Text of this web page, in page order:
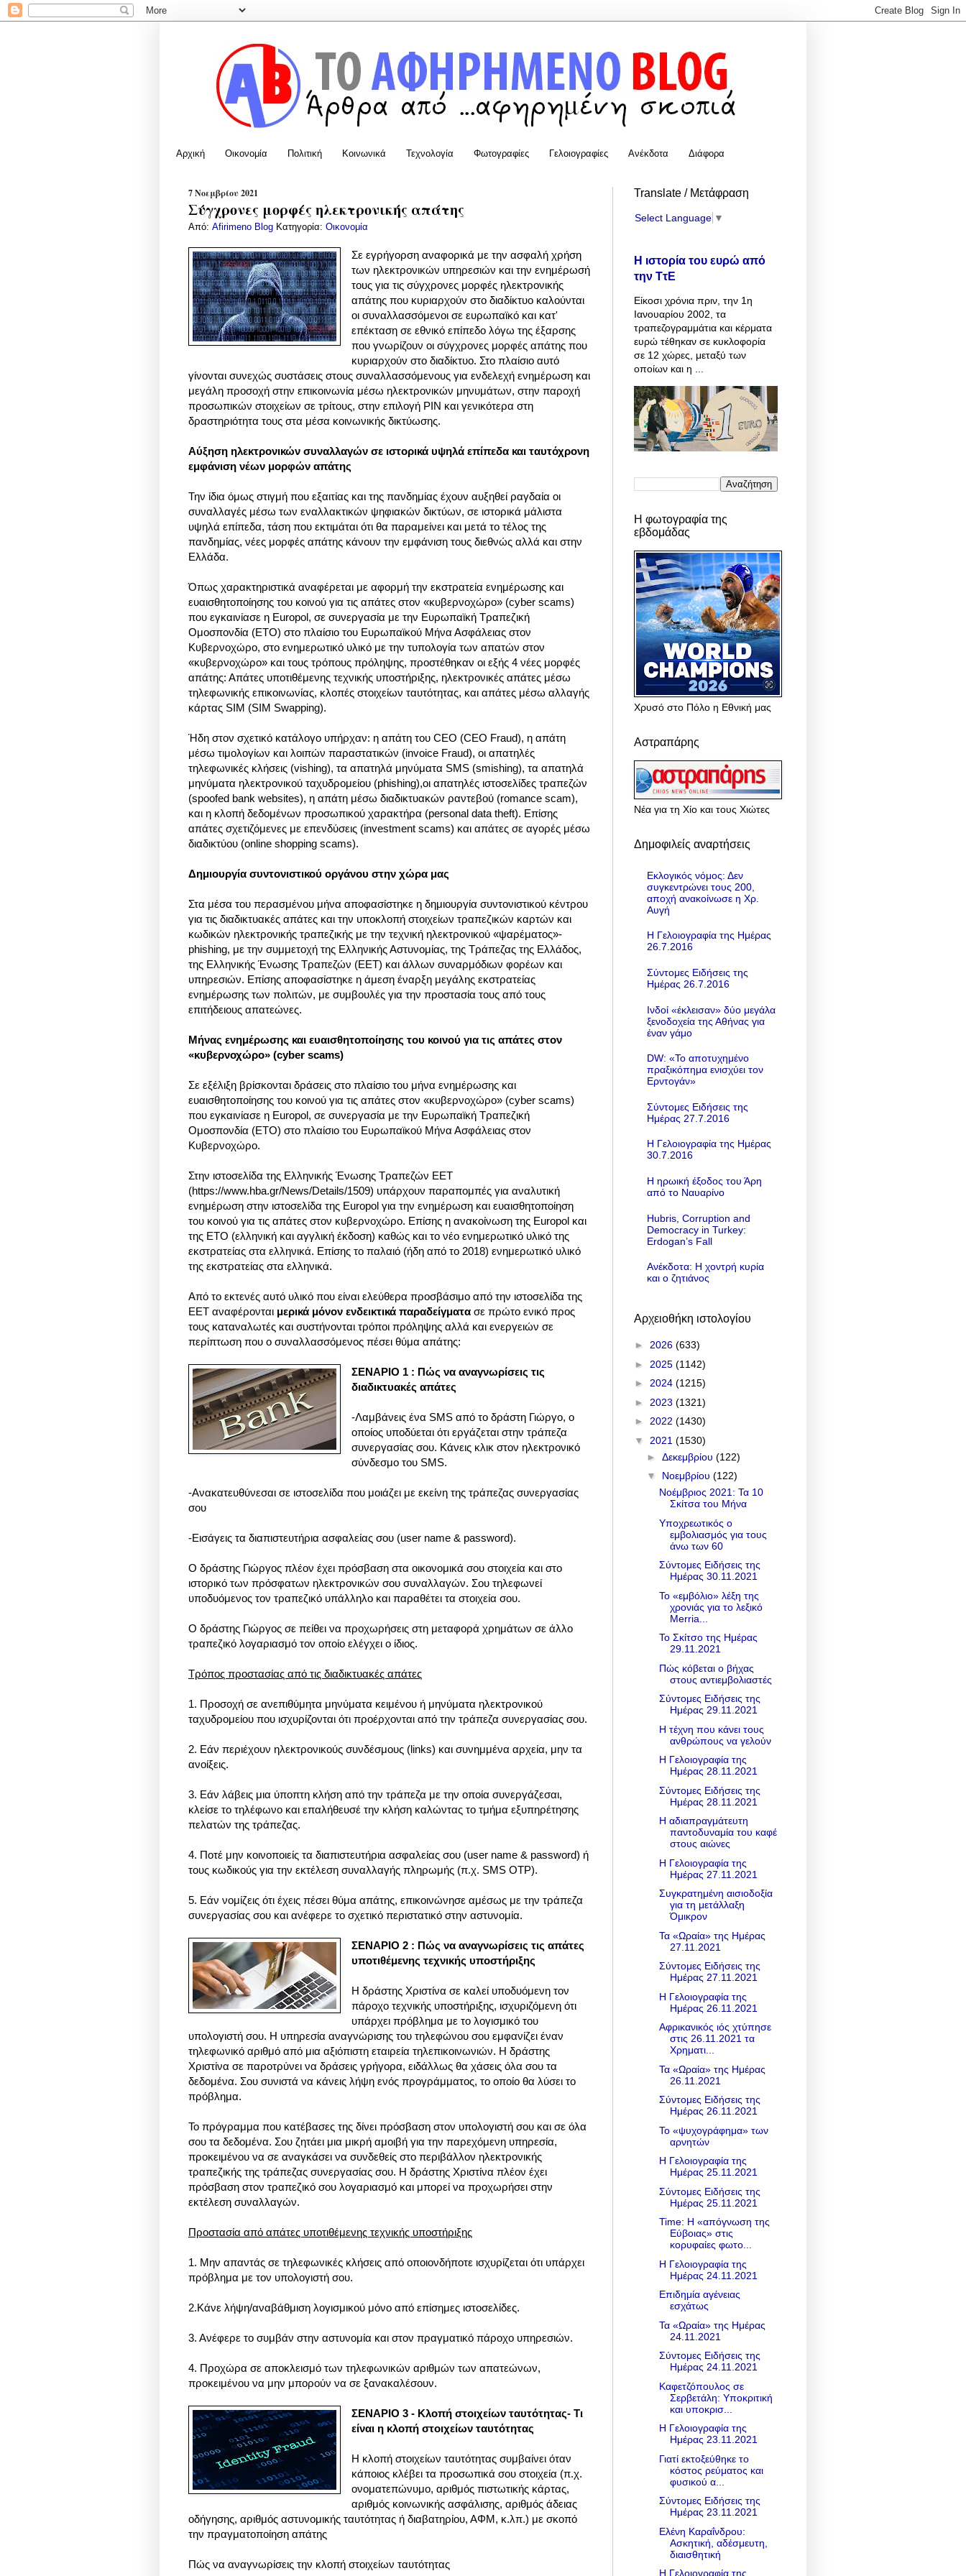
Αρχική Οικονομία Πολιτική Κοινωνικά Τεχνολογία Φωτογραφίες Γελοιογραφίες Ανέκδοτα Διάφορα
7 Νοεμβρίου 2021
Σύγχρονες μορφές ηλεκτρονικής απάτης
Από: Afirimeno Blog Κατηγορία: Οικονομία
Σε εγρήγορση αναφορικά με την ασφαλή χρήση
των ηλεκτρονικών υπηρεσιών και την ενημέρωσή
τους για τις σύγχρονες μορφές ηλεκτρονικής
απάτης που κυριαρχούν στο διαδίκτυο καλούνται
οι συναλλασσόμενοι σε ευρωπαϊκό και κατ'
επέκταση σε εθνικό επίπεδο λόγω της έξαρσης
που γνωρίζουν οι σύγχρονες μορφές απάτης που
κυριαρχούν στο διαδίκτυο. Στο πλαίσιο αυτό
γίνονται συνεχώς συστάσεις στους συναλλασσόμενους για ενδελεχή ενημέρωση και
μεγάλη προσοχή στην επικοινωνία μέσω ηλεκτρονικών μηνυμάτων, στην παροχή
προσωπικών στοιχείων σε τρίτους, στην επιλογή PIN και γενικότερα στη
δραστηριότητα τους στα μέσα κοινωνικής δικτύωσης.
Αύξηση ηλεκτρονικών συναλλαγών σε ιστορικά υψηλά επίπεδα και ταυτόχρονη
εμφάνιση νέων μορφών απάτης
Την ίδια όμως στιγμή που εξαιτίας και της πανδημίας έχουν αυξηθεί ραγδαία οι
συναλλαγές μέσω των εναλλακτικών ψηφιακών δικτύων, σε ιστορικά μάλιστα
υψηλά επίπεδα, τάση που εκτιμάται ότι θα παραμείνει και μετά το τέλος της
πανδημίας, νέες μορφές απάτης κάνουν την εμφάνιση τους διεθνώς αλλά και στην
Ελλάδα.
Όπως χαρακτηριστικά αναφέρεται με αφορμή την εκστρατεία ενημέρωσης και
ευαισθητοποίησης του κοινού για τις απάτες στον «κυβερνοχώρο» (cyber scams)
που εγκαινίασε η Europol, σε συνεργασία με την Ευρωπαϊκή Τραπεζική
Ομοσπονδία (ΕΤΟ) στο πλαίσιο του Ευρωπαϊκού Μήνα Ασφάλειας στον
Κυβερνοχώρο, στο ενημερωτικό υλικό με την τυπολογία των απατών στον
«κυβερνοχώρο» και τους τρόπους πρόληψης, προστέθηκαν οι εξής 4 νέες μορφές
απάτης: Απάτες υποτιθέμενης τεχνικής υποστήριξης, ηλεκτρονικές απάτες μέσω
τηλεφωνικής επικοινωνίας, κλοπές στοιχείων ταυτότητας, και απάτες μέσω αλλαγής
κάρτας SIM (SIM Swapping).
Ήδη στον σχετικό κατάλογο υπήρχαν: η απάτη του CEO (CEO Fraud), η απάτη
μέσω τιμολογίων και λοιπών παραστατικών (invoice Fraud), οι απατηλές
τηλεφωνικές κλήσεις (vishing), τα απατηλά μηνύματα SMS (smishing), τα απατηλά
μηνύματα ηλεκτρονικού ταχυδρομείου (phishing),οι απατηλές ιστοσελίδες τραπεζών
(spoofed bank websites), η απάτη μέσω διαδικτυακών ραντεβού (romance scam),
και η κλοπή δεδομένων προσωπικού χαρακτήρα (personal data theft). Επίσης
απάτες σχετιζόμενες με επενδύσεις (investment scams) και απάτες σε αγορές μέσω
διαδικτύου (online shopping scams).
Δημιουργία συντονιστικού οργάνου στην χώρα μας
Στα μέσα του περασμένου μήνα αποφασίστηκε η δημιουργία συντονιστικού κέντρου
για τις διαδικτυακές απάτες και την υποκλοπή στοιχείων τραπεζικών καρτών και
κωδικών ηλεκτρονικής τραπεζικής με την τεχνική ηλεκτρονικού «ψαρέματος»-
phishing, με την συμμετοχή της Ελληνικής Αστυνομίας, της Τράπεζας της Ελλάδος,
της Ελληνικής Ένωσης Τραπεζών (ΕΕΤ) και άλλων συναρμόδιων φορέων και
υπηρεσιών. Επίσης αποφασίστηκε η άμεση έναρξη μεγάλης εκστρατείας
ενημέρωσης των πολιτών, με συμβουλές για την προστασία τους από τους
επιτήδειους απατεώνες.
Μήνας ενημέρωσης και ευαισθητοποίησης του κοινού για τις απάτες στον
«κυβερνοχώρο» (cyber scams)
Σε εξέλιξη βρίσκονται δράσεις στο πλαίσιο του μήνα ενημέρωσης και
ευαισθητοποίησης του κοινού για τις απάτες στον «κυβερνοχώρο» (cyber scams)
που εγκαινίασε η Europol, σε συνεργασία με την Ευρωπαϊκή Τραπεζική
Ομοσπονδία (ΕΤΟ) στο πλαίσιο του Ευρωπαϊκού Μήνα Ασφάλειας στον
Κυβερνοχώρο.
Στην ιστοσελίδα της Ελληνικής Ένωσης Τραπεζών ΕΕΤ
(https://www.hba.gr/News/Details/1509) υπάρχουν παραπομπές για αναλυτική
ενημέρωση στην ιστοσελίδα της Europol για την ενημέρωση και ευαισθητοποίηση
του κοινού για τις απάτες στον κυβερνοχώρο. Επίσης η ανακοίνωση της Europol και
της ΕΤΟ (ελληνική και αγγλική έκδοση) καθώς και το νέο ενημερωτικό υλικό της
εκστρατείας στα ελληνικά. Επίσης το παλαιό (ήδη από το 2018) ενημερωτικό υλικό
της εκστρατείας στα ελληνικά.
Από το εκτενές αυτό υλικό που είναι ελεύθερα προσβάσιμο από την ιστοσελίδα της
ΕΕΤ αναφέρονται μερικά μόνον ενδεικτικά παραδείγματα σε πρώτο ενικό προς
τους καταναλωτές και συστήνονται τρόποι πρόληψης αλλά και ενεργειών σε
περίπτωση που ο συναλλασσόμενος πέσει θύμα απάτης:
ΣΕΝΑΡΙΟ 1 : Πώς να αναγνωρίσεις τις
διαδικτυακές απάτες
-Λαμβάνεις ένα SMS από το δράστη Γιώργο, ο
οποίος υποδύεται ότι εργάζεται στην τράπεζα
συνεργασίας σου. Κάνεις κλικ στον ηλεκτρονικό
σύνδεσμο του SMS.
-Ανακατευθύνεσαι σε ιστοσελίδα που μοιάζει με εκείνη της τράπεζας συνεργασίας
σου
-Εισάγεις τα διαπιστευτήρια ασφαλείας σου (user name & password).
Ο δράστης Γιώργος πλέον έχει πρόσβαση στα οικονομικά σου στοιχεία και στο
ιστορικό των πρόσφατων ηλεκτρονικών σου συναλλαγών. Σου τηλεφωνεί
υποδυόμενος τον τραπεζικό υπάλληλο και παραθέτει τα στοιχεία σου.
Ο δράστης Γιώργος σε πείθει να προχωρήσεις στη μεταφορά χρημάτων σε άλλο
τραπεζικό λογαριασμό τον οποίο ελέγχει ο ίδιος.
Τρόπος προστασίας από τις διαδικτυακές απάτες
1. Προσοχή σε ανεπιθύμητα μηνύματα κειμένου ή μηνύματα ηλεκτρονικού
ταχυδρομείου που ισχυρίζονται ότι προέρχονται από την τράπεζα συνεργασίας σου.
2. Εάν περιέχουν ηλεκτρονικούς συνδέσμους (links) και συνημμένα αρχεία, μην τα
ανοίξεις.
3. Εάν λάβεις μια ύποπτη κλήση από την τράπεζα με την οποία συνεργάζεσαι,
κλείσε το τηλέφωνο και επαλήθευσέ την κλήση καλώντας το τμήμα εξυπηρέτησης
πελατών της τράπεζας.
4. Ποτέ μην κοινοποιείς τα διαπιστευτήρια ασφαλείας σου (user name & password) ή
τους κωδικούς για την εκτέλεση συναλλαγής πληρωμής (π.χ. SMS OTP).
5. Εάν νομίζεις ότι έχεις πέσει θύμα απάτης, επικοινώνησε αμέσως με την τράπεζα
συνεργασίας σου και ανέφερε το σχετικό περιστατικό στην αστυνομία.
ΣΕΝΑΡΙΟ 2 : Πώς να αναγνωρίσεις τις απάτες
υποτιθέμενης τεχνικής υποστήριξης
Η δράστης Χριστίνα σε καλεί υποδυόμενη τον
πάροχο τεχνικής υποστήριξης, ισχυριζόμενη ότι
υπάρχει πρόβλημα με το λογισμικό του
υπολογιστή σου. Η υπηρεσία αναγνώρισης του τηλεφώνου σου εμφανίζει έναν
τηλεφωνικό αριθμό από μια αξιόπιστη εταιρεία τηλεπικοινωνιών. Η δράστης
Χριστίνα σε παροτρύνει να δράσεις γρήγορα, ειδάλλως θα χάσεις όλα σου τα
δεδομένα. Σου συνιστά να κάνεις λήψη ενός προγράμματος, το οποίο θα λύσει το
πρόβλημα.
Το πρόγραμμα που κατέβασες της δίνει πρόσβαση στον υπολογιστή σου και σε όλα
σου τα δεδομένα. Σου ζητάει μια μικρή αμοιβή για την παρεχόμενη υπηρεσία,
προκειμένου να σε αναγκάσει να συνδεθείς στο περιβάλλον ηλεκτρονικής
τραπεζικής της τράπεζας συνεργασίας σου. Η δράστης Χριστίνα πλέον έχει
πρόσβαση στον τραπεζικό σου λογαριασμό και μπορεί να προχωρήσει στην
εκτέλεση συναλλαγών.
Προστασία από απάτες υποτιθέμενης τεχνικής υποστήριξης
1. Μην απαντάς σε τηλεφωνικές κλήσεις από οποιονδήποτε ισχυρίζεται ότι υπάρχει
πρόβλημα με τον υπολογιστή σου.
2.Κάνε λήψη/αναβάθμιση λογισμικού μόνο από επίσημες ιστοσελίδες.
3. Ανέφερε το συμβάν στην αστυνομία και στον πραγματικό πάροχο υπηρεσιών.
4. Προχώρα σε αποκλεισμό των τηλεφωνικών αριθμών των απατεώνων,
προκειμένου να μην μπορούν να σε ξανακαλέσουν.
ΣΕΝΑΡΙΟ 3 - Κλοπή στοιχείων ταυτότητας- Τι
είναι η κλοπή στοιχείων ταυτότητας
Η κλοπή στοιχείων ταυτότητας συμβαίνει όταν
κάποιος κλέβει τα προσωπικά σου στοιχεία (π.χ.
ονοματεπώνυμο, αριθμός πιστωτικής κάρτας,
αριθμός κοινωνικής ασφάλισης, αριθμός άδειας
οδήγησης, αριθμός αστυνομικής ταυτότητας ή διαβατηρίου, ΑΦΜ, κ.λπ.) με σκοπό
την πραγματοποίηση απάτης
Πώς να αναγνωρίσεις την κλοπή στοιχείων ταυτότητας
Translate / Μετάφραση
Select Language ▼
Η ιστορία του ευρώ από
την ΤτΕ
Είκοσι χρόνια πριν, την 1η
Ιανουαρίου 2002, τα
τραπεζογραμμάτια και κέρματα
ευρώ τέθηκαν σε κυκλοφορία
σε 12 χώρες, μεταξύ των
οποίων και η ...
Η φωτογραφία της
εβδομάδας
Χρυσό στο Πόλο η Εθνική μας
Αστραπάρης
Νέα για τη Χίο και τους Χιώτες
Δημοφιλείς αναρτήσεις
Εκλογικός νόμος: Δεν
συγκεντρώνει τους 200,
αποχή ανακοίνωσε η Χρ.
Αυγή
Η Γελοιογραφία της Ημέρας
26.7.2016
Σύντομες Ειδήσεις της
Ημέρας 26.7.2016
Ινδοί «έκλεισαν» δύο μεγάλα
ξενοδοχεία της Αθήνας για
έναν γάμο
DW: «To αποτυχημένο
πραξικόπημα ενισχύει τον
Ερντογάν»
Σύντομες Ειδήσεις της
Ημέρας 27.7.2016
Η Γελοιογραφία της Ημέρας
30.7.2016
Η ηρωική έξοδος του Άρη
από το Ναυαρίνο
Hubris, Corruption and
Democracy in Turkey:
Erdogan’s Fall
Ανέκδοτα: Η χοντρή κυρία
και ο ζητιάνος
Αρχειοθήκη ιστολογίου
► 2026 (633)
► 2025 (1142)
► 2024 (1215)
► 2023 (1321)
► 2022 (1430)
▼ 2021 (1530)
► Δεκεμβρίου (122)
▼ Νοεμβρίου (122)
Νοέμβριος 2021: Τα 10
Σκίτσα του Μήνα
Υποχρεωτικός ο
εμβολιασμός για τους
άνω των 60
Σύντομες Ειδήσεις της
Ημέρας 30.11.2021
Το «εμβόλιο» λέξη της
χρονιάς για το λεξικό
Merria...
Το Σκίτσο της Ημέρας
29.11.2021
Πώς κόβεται ο βήχας
στους αντιεμβολιαστές
Σύντομες Ειδήσεις της
Ημέρας 29.11.2021
Η τέχνη που κάνει τους
ανθρώπους να γελούν
Η Γελοιογραφία της
Ημέρας 28.11.2021
Σύντομες Ειδήσεις της
Ημέρας 28.11.2021
Η αδιαπραγμάτευτη
παντοδυναμία του καφέ
στους αιώνες
Η Γελοιογραφία της
Ημέρας 27.11.2021
Συγκρατημένη αισιοδοξία
για τη μετάλλαξη
Όμικρον
Τα «Ωραία» της Ημέρας
27.11.2021
Σύντομες Ειδήσεις της
Ημέρας 27.11.2021
Η Γελοιογραφία της
Ημέρας 26.11.2021
Αφρικανικός ιός χτύπησε
στις 26.11.2021 τα
Χρηματι...
Τα «Ωραία» της Ημέρας
26.11.2021
Σύντομες Ειδήσεις της
Ημέρας 26.11.2021
Το «ψυχογράφημα» των
αρνητών
Η Γελοιογραφία της
Ημέρας 25.11.2021
Σύντομες Ειδήσεις της
Ημέρας 25.11.2021
Time: Η «απόγνωση της
Εύβοιας» στις
κορυφαίες φωτο...
Η Γελοιογραφία της
Ημέρας 24.11.2021
Eπιδημία αγένειας
εσχάτως
Τα «Ωραία» της Ημέρας
24.11.2021
Σύντομες Ειδήσεις της
Ημέρας 24.11.2021
Καφετζόπουλος σε
Σερβετάλη: Υποκριτική
και υποκρισ...
Η Γελοιογραφία της
Ημέρας 23.11.2021
Γιατί εκτοξεύθηκε το
κόστος ρεύματος και
φυσικού α...
Σύντομες Ειδήσεις της
Ημέρας 23.11.2021
Ελένη Καραΐνδρου:
Ασκητική, αδέσμευτη,
διαισθητική
Η Γελοιογραφία της